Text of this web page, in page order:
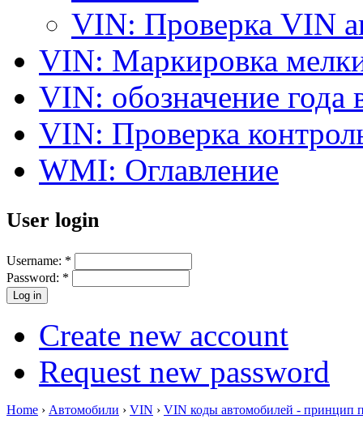
VIN: Проверка VIN
VIN: Маркировка
VIN: обозначение года
VIN: Проверка
WMI: Оглавление
User login
Username: *
Password: *
Create new account
Request new password
Home › Автомобили › VIN › VIN коды автомобилей - принцип